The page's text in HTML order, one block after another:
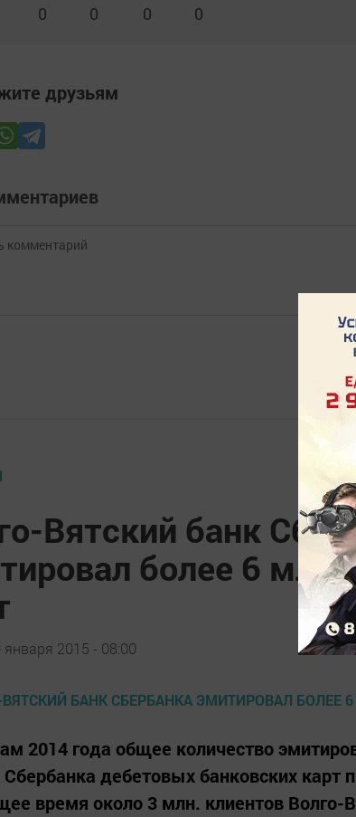
0 0 0 0
друзьям
Вятский банк
более 6
января 2015 - 08:00
2014 года общее количество
дебетовых банковских карт
время около 3 млн. клиентов Волго-